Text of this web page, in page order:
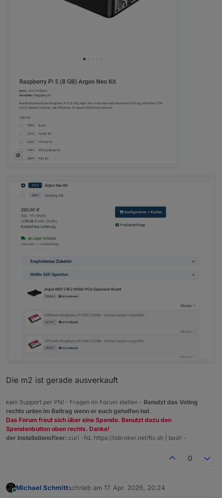
Die m2 ist gerade ausverkauft
kein Support per PN! - Fragen im Forum stellen - Benutzt das Voting
rechts unten im Beitrag wenn er euch geholfen hat.
Das Forum freut sich über eine Spende. Benutzt dazu den
Spendenbutton oben rechts. Danke!
der Installationsfixer: curl -fsL https://iobroker.net/fix.sh | bash -
0
Michael Schmittschrieb am 17. Apr. 2026, 20:24
zuletzt editiert von